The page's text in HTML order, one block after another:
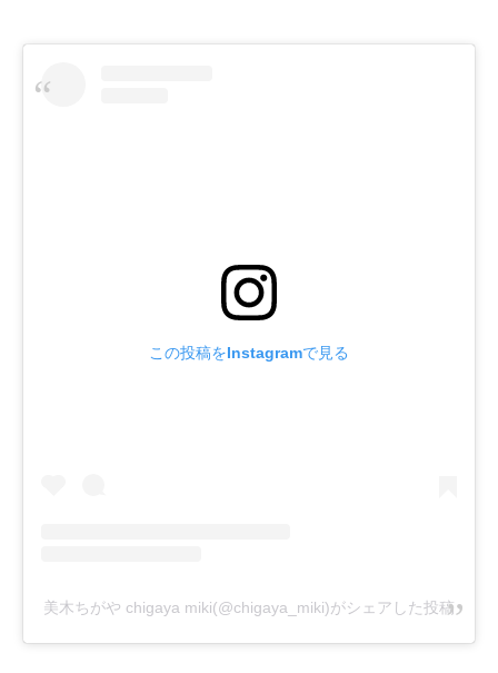
この投稿をInstagramで見る
美木ちがや chigaya miki(@chigaya_miki)がシェアした投稿